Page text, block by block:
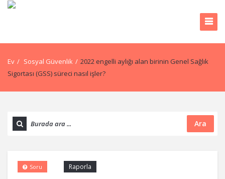
Ev / Sosyal Güvenlik / 2022 engelli aylığı alan birinin Genel Sağlık
Sigortası (GSS) süreci nasıl işler?
Ara
Raporla
Soru